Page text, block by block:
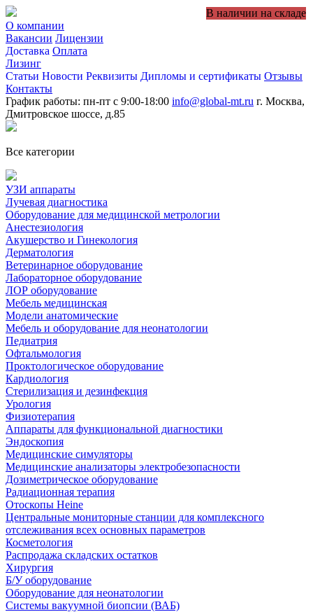
О компании
Вакансии Лицензии
Доставка Оплата
Лизинг
Статьи Новости Реквизиты Дипломы и сертификаты Отзывы
Контакты
График работы: пн-пт с 9:00-18:00 info@global-mt.ru г. Москва,
Дмитровское шоссе, д.85
Все категории
УЗИ аппараты
Лучевая диагностика
Оборудование для медицинской метрологии
Анестезиология
Акушерство и Гинекология
Дерматология
Ветеринарное оборудование
Лабораторное оборудование
ЛОР оборудование
Мебель медицинская
Модели анатомические
Мебель и оборудование для неонатологии
Педиатрия
Офтальмология
Проктологическое оборудование
Кардиология
Стерилизация и дезинфекция
Урология
Физиотерапия
Аппараты для функциональной диагностики
Эндоскопия
Медицинские симуляторы
Медицинские анализаторы электробезопасности
Дозиметрическое оборудование
Радиационная терапия
Отоскопы Heine
Центральные мониторные станции для комплексного
отслеживания всех основных параметров
Косметология
Распродажа складских остатков
Хирургия
Б/У оборудование
Оборудование для неонатологии
Системы вакуумной биопсии (ВАБ)
В наличии на складе